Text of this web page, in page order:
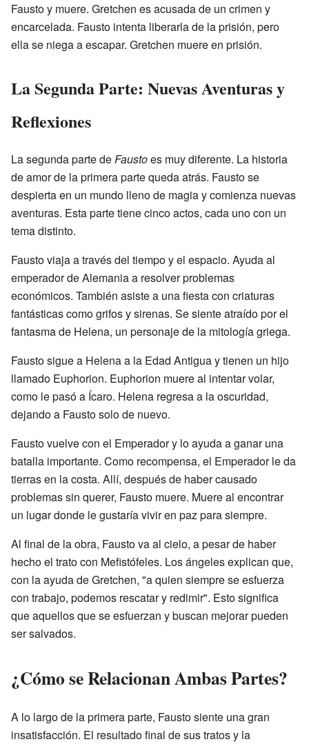
Fausto y muere. Gretchen es acusada de un crimen y
encarcelada. Fausto intenta liberarla de la prisión, pero
ella se niega a escapar. Gretchen muere en prisión.
La Segunda Parte: Nuevas Aventuras y
Reflexiones
La segunda parte deFaustoes muy diferente. La historia
de amor de la primera parte queda atrás. Fausto se
despierta en un mundo lleno de magia y comienza nuevas
aventuras. Esta parte tiene cinco actos, cada uno con un
tema distinto.
Fausto viaja a través del tiempo y el espacio. Ayuda al
emperador de Alemania a resolver problemas
económicos. También asiste a una fiesta con criaturas
fantásticas como grifos y sirenas. Se siente atraído por el
fantasma de Helena, un personaje de la mitología griega.
Fausto sigue a Helena a la Edad Antigua y tienen un hijo
llamado Euphorion. Euphorion muere al intentar volar,
como le pasó a Ícaro. Helena regresa a la oscuridad,
dejando a Fausto solo de nuevo.
Fausto vuelve con el Emperador y lo ayuda a ganar una
batalla importante. Como recompensa, el Emperador le da
tierras en la costa. Allí, después de haber causado
problemas sin querer, Fausto muere. Muere al encontrar
un lugar donde le gustaría vivir en paz para siempre.
Al final de la obra, Fausto va al cielo, a pesar de haber
hecho el trato con Mefistófeles. Los ángeles explican que,
con la ayuda de Gretchen, "a quien siempre se esfuerza
con trabajo, podemos rescatar y redimir". Esto significa
que aquellos que se esfuerzan y buscan mejorar pueden
ser salvados.
¿Cómo se Relacionan Ambas Partes?
A lo largo de la primera parte, Fausto siente una gran
insatisfacción. El resultado final de sus tratos y la